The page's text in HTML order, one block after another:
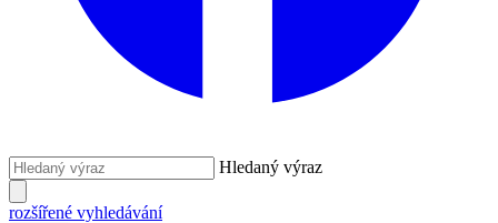
Hledaný výraz
rozšířené vyhledávání